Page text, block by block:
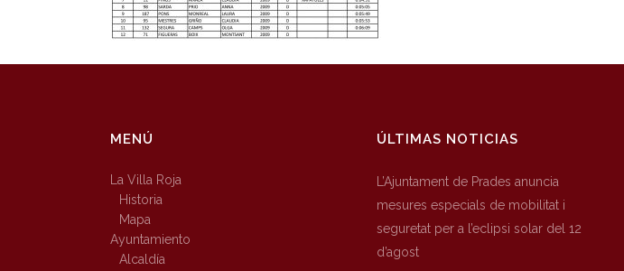
MENÚ
La Villa Roja
Historia
Mapa
Ayuntamiento
Alcaldía
ÚLTIMAS NOTICIAS
L’Ajuntament de Prades anuncia
mesures especials de mobilitat i
seguretat per a l’eclipsi solar del 12
d’agost